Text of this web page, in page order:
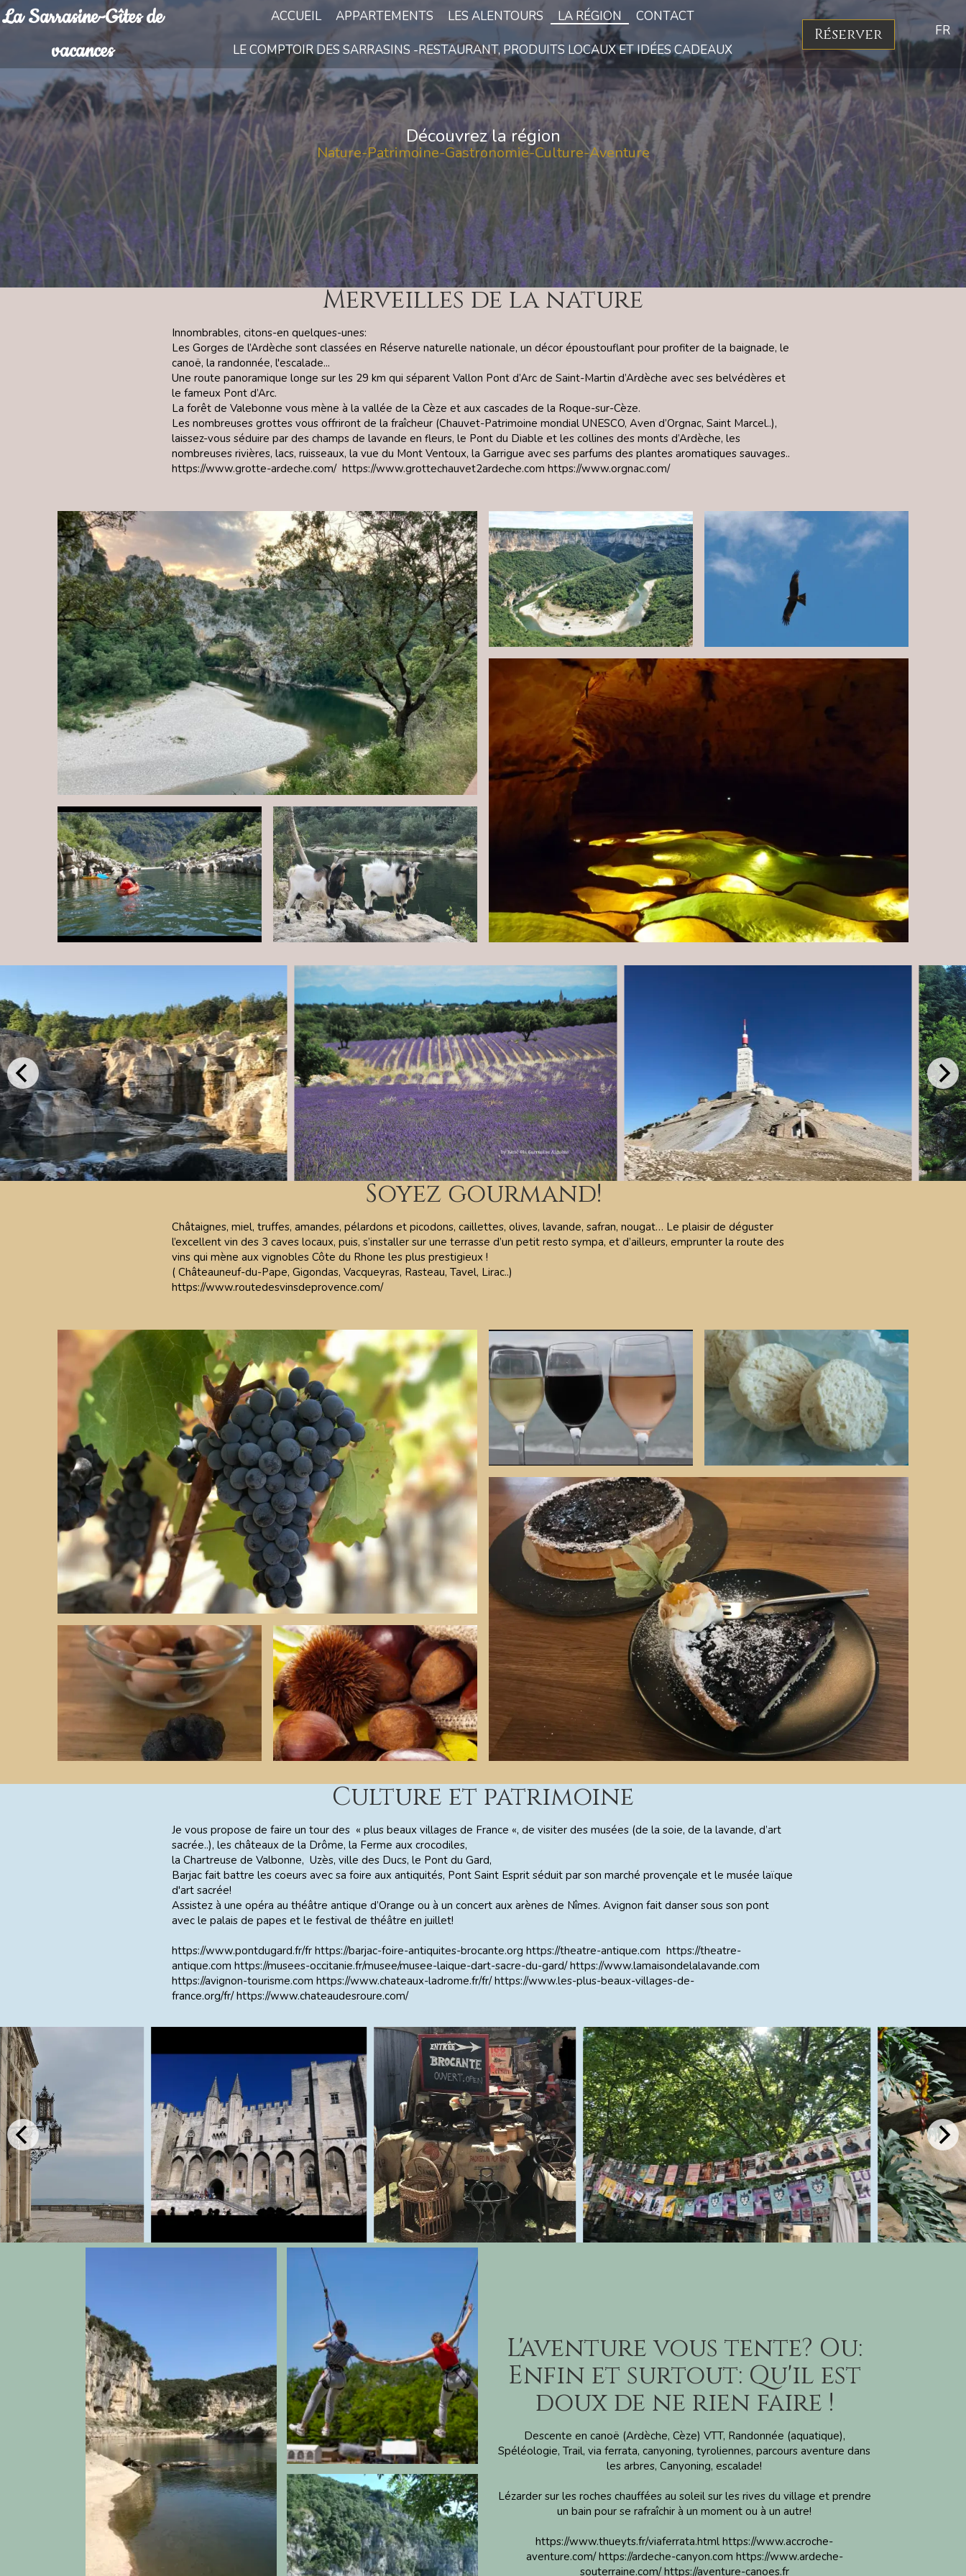
La Sarrasine-Gîtes de
vacances
ACCUEIL APPARTEMENTS LES ALENTOURS LA RÉGION CONTACT
LE COMPTOIR DES SARRASINS -RESTAURANT, PRODUITS LOCAUX ET IDÉES CADEAUX
Réserver FR
Découvrez la région
Nature-Patrimoine-Gastronomie-Culture-Aventure
Merveilles de la nature
Innombrables, citons-en quelques-unes:
Les Gorges de l’Ardèche sont classées en Réserve naturelle nationale, un décor époustouflant pour profiter de la baignade, le
canoë, la randonnée, l'escalade...
Une route panoramique longe sur les 29 km qui séparent Vallon Pont d’Arc de Saint-Martin d’Ardèche avec ses belvédères et
le fameux Pont d’Arc.
La forêt de Valebonne vous mène à la vallée de la Cèze et aux cascades de la Roque-sur-Cèze.
Les nombreuses grottes vous offriront de la fraîcheur (Chauvet-Patrimoine mondial UNESCO, Aven d’Orgnac, Saint Marcel..),
laissez-vous séduire par des champs de lavande en fleurs, le Pont du Diable et les collines des monts d’Ardèche, les
nombreuses rivières, lacs, ruisseaux, la vue du Mont Ventoux, la Garrigue avec ses parfums des plantes aromatiques sauvages..
https://www.grotte-ardeche.com/ https://www.grottechauvet2ardeche.com https://www.orgnac.com/
Soyez gourmand!
Châtaignes, miel, truffes, amandes, pélardons et picodons, caillettes, olives, lavande, safran, nougat… Le plaisir de déguster
l’excellent vin des 3 caves locaux, puis, s’installer sur une terrasse d’un petit resto sympa, et d’ailleurs, emprunter la route des
vins qui mène aux vignobles Côte du Rhone les plus prestigieux !
( Châteauneuf-du-Pape, Gigondas, Vacqueyras, Rasteau, Tavel, Lirac..)
https://www.routedesvinsdeprovence.com/
Culture et patrimoine
Je vous propose de faire un tour des « plus beaux villages de France «, de visiter des musées (de la soie, de la lavande, d’art
sacrée..), les châteaux de la Drôme, la Ferme aux crocodiles,
la Chartreuse de Valbonne, Uzès, ville des Ducs, le Pont du Gard,
Barjac fait battre les coeurs avec sa foire aux antiquités, Pont Saint Esprit séduit par son marché provençale et le musée laïque
d'art sacrée!
Assistez à une opéra au théâtre antique d’Orange ou à un concert aux arènes de Nîmes. Avignon fait danser sous son pont
avec le palais de papes et le festival de théâtre en juillet!
https://www.pontdugard.fr/fr https://barjac-foire-antiquites-brocante.org https://theatre-antique.com https://theatre-
antique.com https://musees-occitanie.fr/musee/musee-laique-dart-sacre-du-gard/ https://www.lamaisondelalavande.com
https://avignon-tourisme.com https://www.chateaux-ladrome.fr/fr/ https://www.les-plus-beaux-villages-de-
france.org/fr/ https://www.chateaudesroure.com/
L'aventure vous tente? Ou:
Enfin et surtout: Qu'il est
doux de ne rien faire !
Descente en canoë (Ardèche, Cèze) VTT, Randonnée (aquatique),
Spéléologie, Trail, via ferrata, canyoning, tyroliennes, parcours aventure dans
les arbres, Canyoning, escalade!
Lézarder sur les roches chauffées au soleil sur les rives du village et prendre
un bain pour se rafraîchir à un moment ou à un autre!
https://www.thueyts.fr/viaferrata.html https://www.accroche-
aventure.com/ https://ardeche-canyon.com https://www.ardeche-
souterraine.com/ https://aventure-canoes.fr